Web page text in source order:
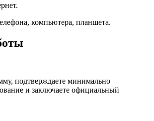
компьютера, планшета.
подтверждаете минимально
и заключаете официальный